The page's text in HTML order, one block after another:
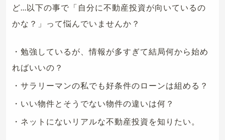
ど...以下の事で「自分に不動産投資が向いているの
かな？」って悩んでいませんか？
・勉強しているが、情報が多すぎて結局何から始め
ればいいの？
・サラリーマンの私でも好条件のローンは組める？
・いい物件とそうでない物件の違いは何？
・ネットにないリアルな不動産投資を知りたい。